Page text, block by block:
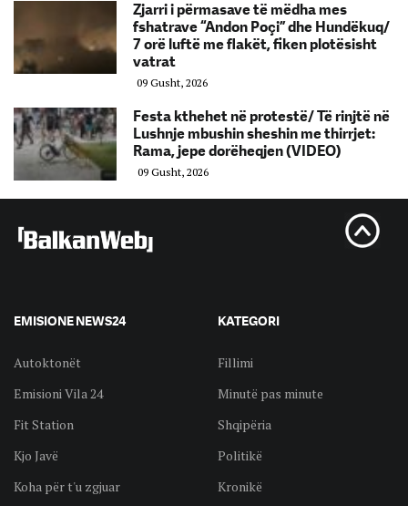
Zjarri i përmasave të mëdha mes
fshatrave “Andon Poçi” dhe Hundëkuq/
7 orë luftë me flakët, fiken plotësisht
vatrat
09 Gusht, 2026
Festa kthehet në protestë/ Të rinjtë në
Lushnje mbushin sheshin me thirrjet:
Rama, jepe dorëheqjen (VIDEO)
09 Gusht, 2026
EMISIONE NEWS24
Autoktonët
Emisioni Vila 24
Fit Station
Kjo Javë
Koha për t'u zgjuar
KATEGORI
Fillimi
Minutë pas minute
Shqipëria
Politikë
Kronikë